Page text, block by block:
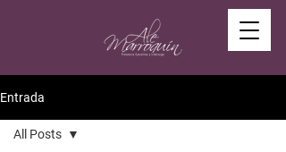
Entrada
All Posts